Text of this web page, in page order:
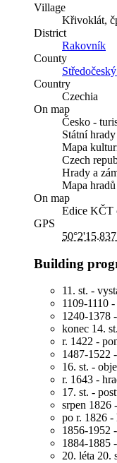
Village
Křivoklát,
District
Rakovník
County
Country
Czechia
On map
Česko -
Státní
Mapa
Czech
Hrady a
Mapa
On map
Edice KČT
GPS
Building
11. st. -
1109-1110
1240-1378
konec 14.
r. 1422 -
1487-1522
16. st. -
r. 1643 -
17. st. -
srpen 1826
po r. 1826 -
1856-1952
1884-1885
20. léta 20.